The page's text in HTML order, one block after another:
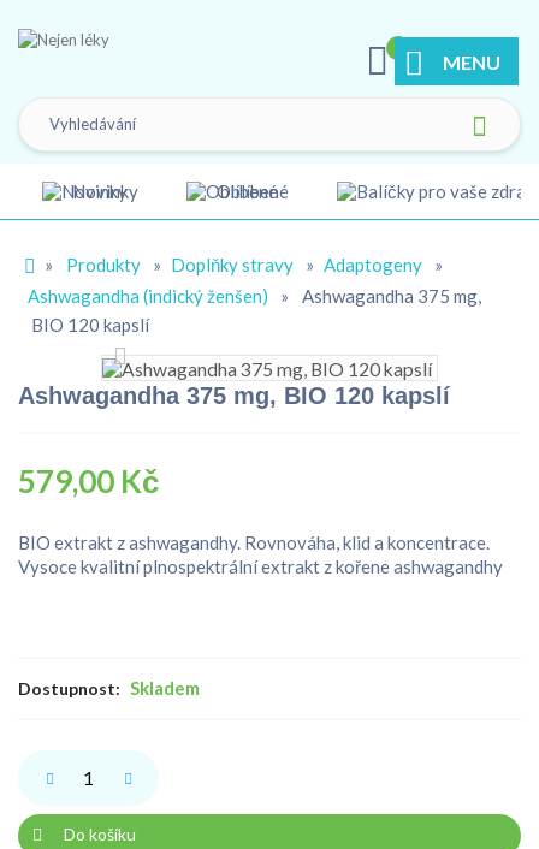
Novinky Oblíbené
MENU
» Produkty » Doplňky stravy » Adaptogeny
»
Ashwagandha (indický ženšen)
»
Ashwagandha 375 mg,
BIO 120 kapslí
Ashwagandha 375 mg, BIO 120 kapslí
579,00 Kč
BIO extrakt z ashwagandhy. Rovnováha, klid a koncentrace.
Vysoce kvalitní plnospektrální extrakt z kořene ashwagandhy
Dostupnost: Skladem
Do košíku